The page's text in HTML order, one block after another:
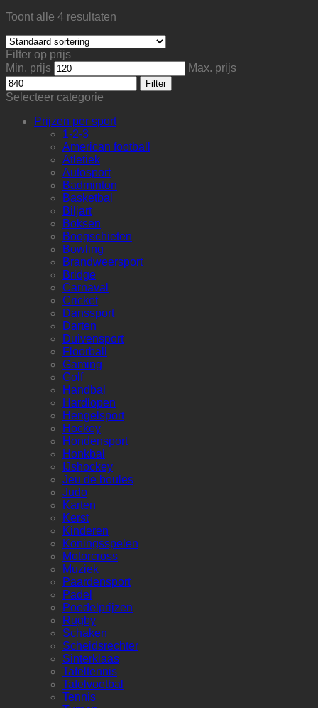
Toont alle 4 resultaten
Filter op prijs
Min. prijs
Max. prijs
Filter
Selecteer categorie
Prijzen per sport
1-2-3
American football
Atletiek
Autosport
Badminton
Basketbal
Biljart
Boksen
Boogschieten
Bowling
Brandweersport
Bridge
Carnaval
Cricket
Danssport
Darten
Duivensport
Floorball
Gaming
Golf
Handbal
Hardlopen
Hengelsport
Hockey
Hondensport
Honkbal
IJshockey
Jeu de boules
Judo
Karten
Kerst
Kinderen
Koningsspelen
Motorcross
Muziek
Paardensport
Padel
Poedelprijzen
Rugby
Schaken
Scheidsrechter
Sinterklaas
Tafeltennis
Tafelvoetbal
Tennis